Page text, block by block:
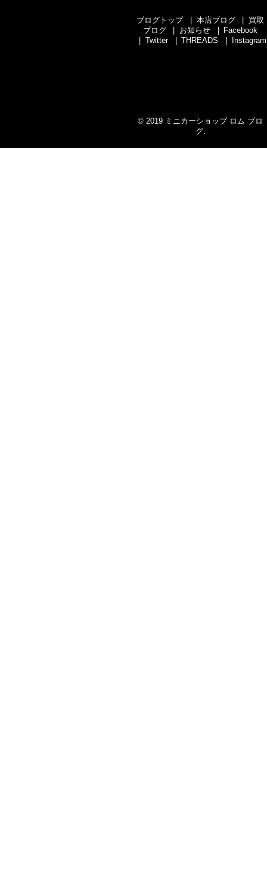
ブログトップ 本店ブログ
買取
ブログ
お知らせ
Facebook
Twitter
THREADS Instagram
© 2019 ミニカーショップ ロム ブロ
グ.